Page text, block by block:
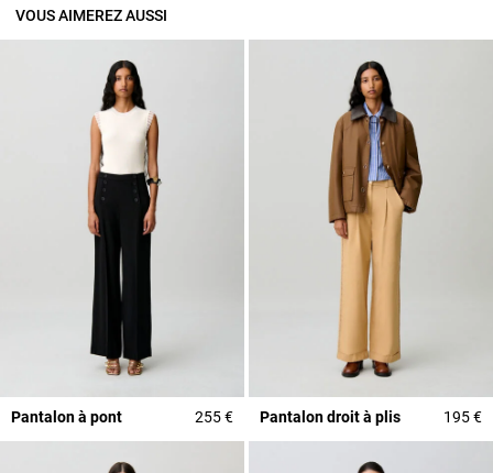
VOUS AIMEREZ AUSSI
Pantalon à pont 255 € Pantalon droit à plis 195 €